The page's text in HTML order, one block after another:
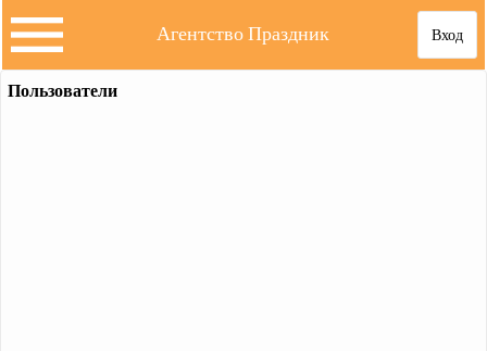
Вход
Агентство Праздник
Пользователи